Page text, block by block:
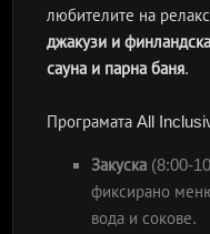
любителите на
джакузи и
сауна и парна баня.
Програмата All
Закуска (8:00-
фиксирано
вода и сокове.